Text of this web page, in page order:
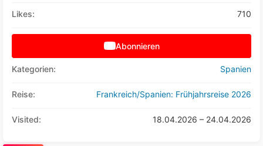
Likes: 710
Abonnieren
Kategorien: Spanien
Reise: Frankreich/Spanien: Frühjahrsreise 2026
Visited: 18.04.2026 – 24.04.2026